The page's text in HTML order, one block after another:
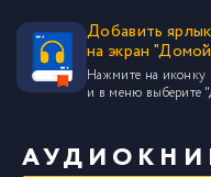
Добавить
на экран
Нажмите на иконку
и в меню выберите